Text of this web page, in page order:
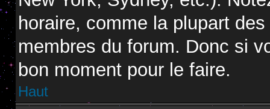
horaire, comme la plupart
membres du forum. Donc si
bon moment pour le faire.
Haut